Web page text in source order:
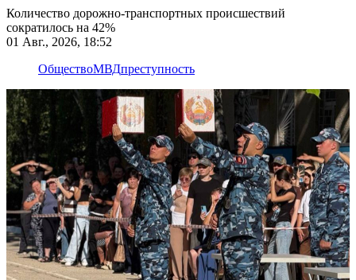
Количество дорожно-транспортных происшествий
сократилось на 42%
01 Авг., 2026, 18:52
ОбществоМВДпреступность